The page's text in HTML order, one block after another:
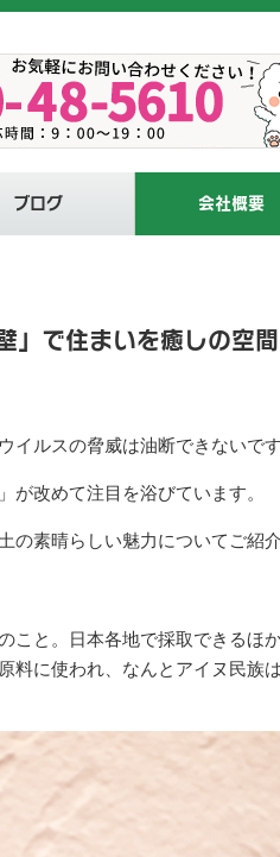
ブログ 会社概要
」で住まいを癒しの空間
ルスの脅威は油断できないです
改めて注目を浴びています。
素晴らしい魅力についてご紹介
と。日本各地で採取できるほ
に使われ、なんとアイヌ民族